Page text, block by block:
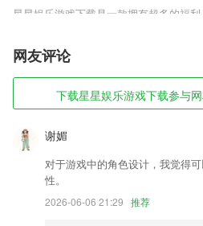
星星娱乐游戏下载是一款拥有超多的福利
在不同的竞技比拼中充分发挥自己的实
游玩，让自己的实力充分发挥，更多极致
变得更强，更多玩法等待你的参与。
星星娱乐游戏下载软件特色
1,想要预约的专家，在这里患者只需要
2,精准的推广服务，数据系统的综合软
也有；
3,365体育官网入口快来感受经典的传奇
表的快感，酷炫的技能都已蓄势以待，
关卡中尽情挥洒最强悍的技能展示，丰
网友评论
下载星星娱乐游戏下载参与
谢媚
对于游戏中的角色设计，我觉得
性。
2026-06-06 21:29 推荐